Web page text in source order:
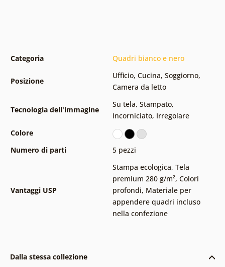
Categoria Quadri bianco e nero
Posizione
Ufficio, Cucina, Soggiorno,
Camera da letto
Tecnologia dell'immagine
Su tela, Stampato,
Incorniciato, Irregolare
Colore
Numero di parti
5 pezzi
Vantaggi USP
Stampa ecologica, Tela
premium 280 g/m², Colori
profondi, Materiale per
appendere quadri incluso
nella confezione
Dalla stessa collezione